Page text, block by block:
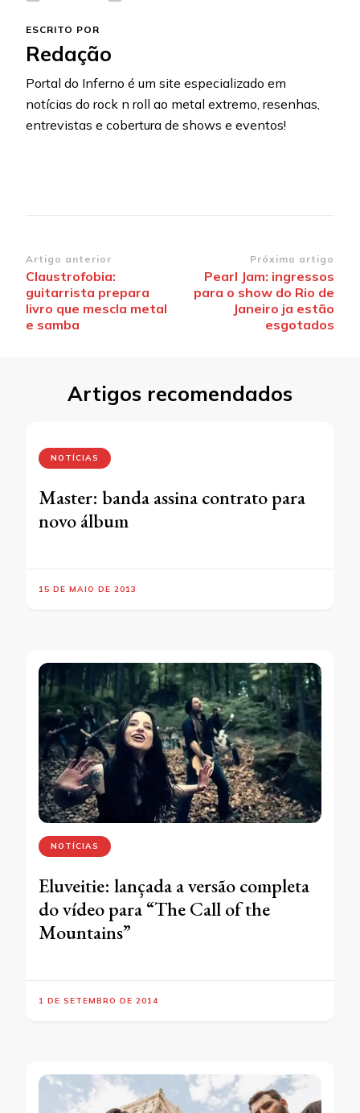
ESCRITO POR
Redação
Portal do Inferno é um site especializado em
notícias do rock n roll ao metal extremo, resenhas,
entrevistas e cobertura de shows e eventos!
Navegação
de
post
Artigo anterior
Claustrofobia:
guitarrista prepara
livro que mescla metal
e samba
Próximo artigo
Pearl Jam: ingressos
para o show do Rio de
Janeiro ja estão
esgotados
Artigos recomendados
NOTÍCIAS
Master: banda assina contrato para
novo álbum
15 DE MAIO DE 2013
NOTÍCIAS
Eluveitie: lançada a versão completa
do vídeo para “The Call of the
Mountains”
1 DE SETEMBRO DE 2014